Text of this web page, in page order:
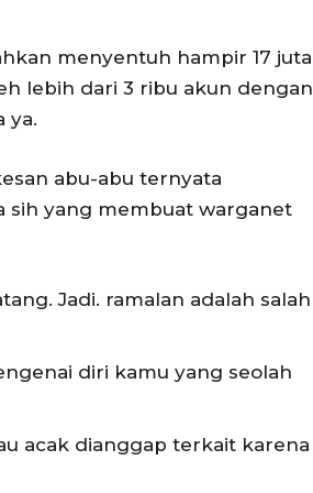
menyentuh hampir 17 juta
lebih dari 3 ribu akun dengan
ya.
abu-abu ternyata
sih yang membuat warganet
Jadi. ramalan adalah salah
diri kamu yang seolah
acak dianggap terkait karena